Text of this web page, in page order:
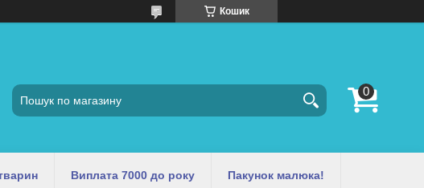
Кошик
Виплата 7000 до року Пакунок малюка!